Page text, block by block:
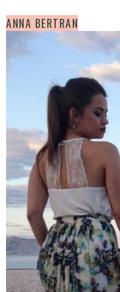
ANNA BERTRAN